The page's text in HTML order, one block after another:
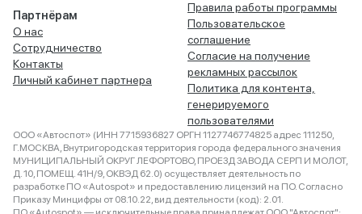
Партнёрам
О нас
Сотрудничество
Контакты
Личный кабинет партнера
Правила работы программы
Пользовательское
соглашение
Согласие на получение
рекламных рассылок
Политика для контента,
генерируемого
пользователями
ООО «Автоспот» (ИНН 7715936827 ОРГН 1127746774825 адрес 111250,
Г.МОСКВА, Внутригородская территория города федерального значения
МУНИЦИПАЛЬНЫЙ ОКРУГ ЛЕФОРТОВО, ПРОЕЗД ЗАВОДА СЕРП И МОЛОТ,
Д. 10, ПОМЕЩ. 41Н/9, ОКВЭД 62.0) осуществляет деятельность по
разработке ПО «Autospot» и предоставлению лицензий на ПО. Согласно
Приказу Минцифры от 08.10.22, вид деятельности (код): 2.01.